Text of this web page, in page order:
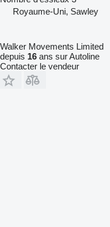
Royaume-Uni, Sawley
Walker Movements Limited
depuis 16 ans sur Autoline
Contacter le vendeur